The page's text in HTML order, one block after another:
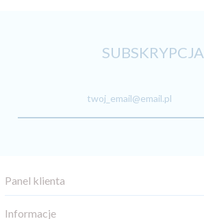
SUBSKRYPCJA
twoj_email@email.pl
Panel klienta
Informacje